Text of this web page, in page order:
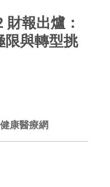
報出爐：
限與轉型挑
康醫療網